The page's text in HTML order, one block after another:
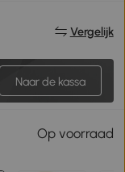
Vergelijk
Naar de kassa
Op voorraad